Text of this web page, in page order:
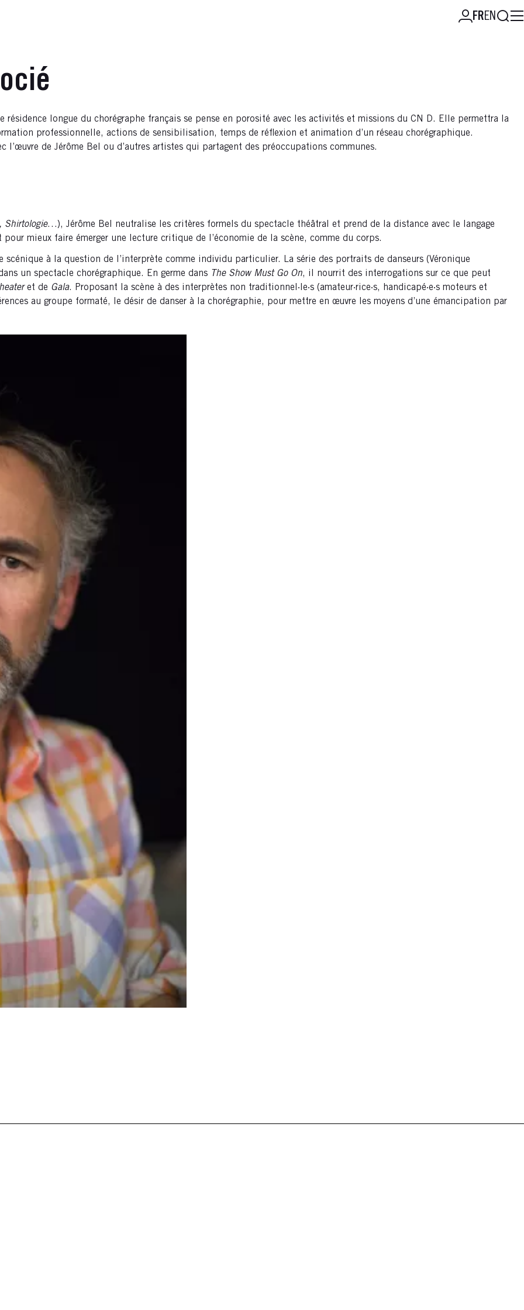
FREN
longue du chorégraphe français se pense en porosité avec les activités et missions du CN D. Elle permettra la
professionnelle, actions de sensibilisation, temps de réflexion et animation d’un réseau chorégraphique.
l’œuvre de Jérôme Bel ou d’autres artistes qui partagent des préoccupations communes.
Shirtologie…), Jérôme Bel neutralise les critères formels du spectacle théâtral et prend de la distance avec le langage
mieux faire émerger une lecture critique de l’économie de la scène, comme du corps.
à la question de l’interprète comme individu particulier. La série des portraits de danseurs (Véronique
un spectacle chorégraphique. En germe dans The Show Must Go On, il nourrit des interrogations sur ce que peut
et de Gala. Proposant la scène à des interprètes non traditionnel·le·s (amateur·rice·s, handicapé·e·s moteurs et
au groupe formaté, le désir de danser à la chorégraphie, pour mettre en œuvre les moyens d’une émancipation par